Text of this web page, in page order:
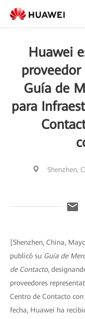
Huawei
Guía de
para
Shenzhen,
[Shenzhen, China,
publicó su Guía de
de Contacto,
proveedores
Centro de Contacto
fecha, Huawei ha